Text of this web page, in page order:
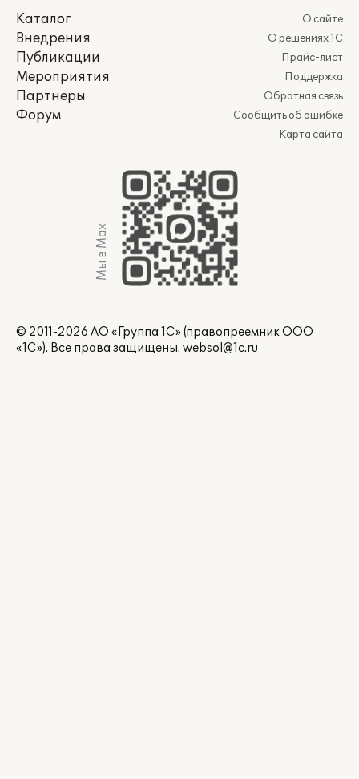
Каталог
Внедрения
Публикации
Мероприятия
Партнеры
Форум
О сайте
О решениях 1С
Прайс-лист
Поддержка
Обратная связь
Сообщить об ошибке
Карта сайта
Мы в Max
© 2011-2026 АО «Группа 1С» (правопреемник ООО
«1С»). Все права защищены. websol@1c.ru